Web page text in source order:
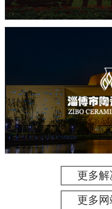
淄博市
文化艺术 博物馆 智
景区网
更多
更多网